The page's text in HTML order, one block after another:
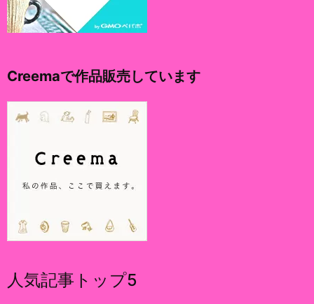
Creemaで作品販売しています
人気記事トップ5